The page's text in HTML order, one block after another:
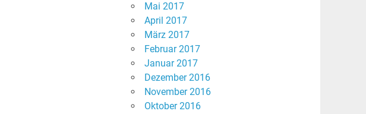
Mai 2017
April 2017
März 2017
Februar 2017
Januar 2017
Dezember 2016
November 2016
Oktober 2016